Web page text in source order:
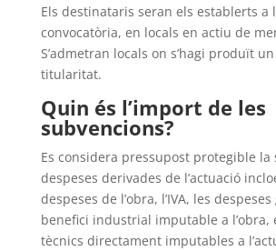
Els destinataris seran els establerts a
convocatòria, en locals en actiu de
S’admetran locals on s’hagi produït
titularitat.
Quin és l’import de les
subvencions?
Es considera pressupost protegible la
despeses derivades de l’actuació
despeses de l’obra, l’IVA, les
benefici industrial imputable a l’obra,
tècnics directament imputables a